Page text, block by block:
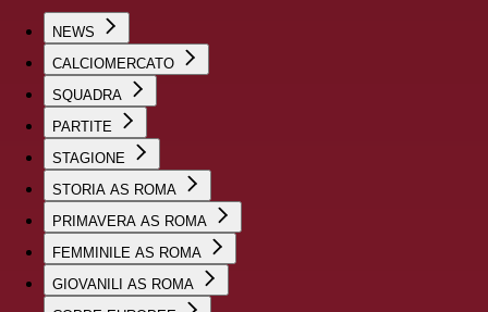
NEWS
CALCIOMERCATO
SQUADRA
PARTITE
STAGIONE
STORIA AS ROMA
PRIMAVERA AS ROMA
FEMMINILE AS ROMA
GIOVANILI AS ROMA